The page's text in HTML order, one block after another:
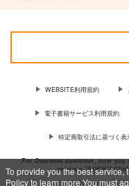
To provide you the best
Policy to learn more.You must
WEBSITE利用規約
電子書籍サービス利用規約
特定商取引法に基づく表
For Overseas customer, now
services “AOCS”!